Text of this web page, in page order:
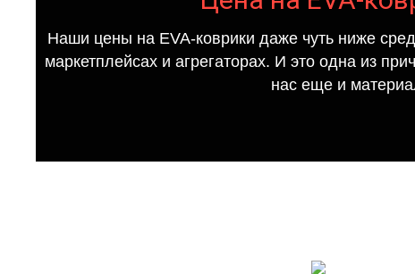
Наши цены на EVA-коврики даже чуть ниже
маркетплейсах и агрегаторах. И это одна из
нас еще и